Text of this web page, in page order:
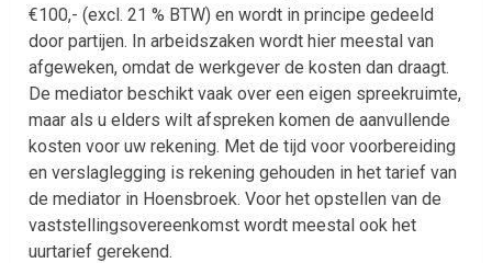
€100,- (excl. 21 % BTW) en wordt in principe gedeeld
door partijen. In arbeidszaken wordt hier meestal van
afgeweken, omdat de werkgever de kosten dan draagt.
De mediator beschikt vaak over een eigen spreekruimte,
maar als u elders wilt afspreken komen de aanvullende
kosten voor uw rekening. Met de tijd voor voorbereiding
en verslaglegging is rekening gehouden in het tarief van
de mediator in Hoensbroek. Voor het opstellen van de
vaststellingsovereenkomst wordt meestal ook het
uurtarief gerekend.